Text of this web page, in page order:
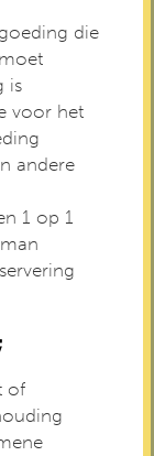
die
is
voor het
andere
1 op 1
of